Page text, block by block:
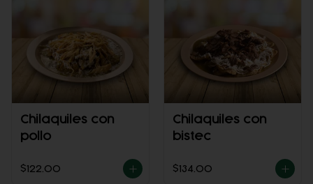
Chilaquiles con
pollo
$122.00
Chilaquiles con
bistec
$134.00